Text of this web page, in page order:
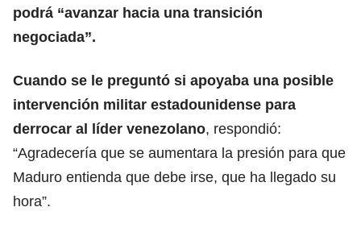
podrá “avanzar hacia una transición
negociada”.
Cuando se le preguntó si apoyaba una posible
intervención militar estadounidense para
derrocar al líder venezolano, respondió:
“Agradecería que se aumentara la presión para que
Maduro entienda que debe irse, que ha llegado su
hora”.